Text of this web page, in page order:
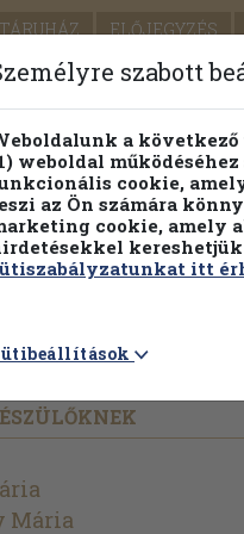
ELŐJEGYZÉS
PILLANATNYI ÁRAINK
Mária
szabott
a
weboldal
cookie,
az Ön számára
cookie, amely
kereshetjük
itt